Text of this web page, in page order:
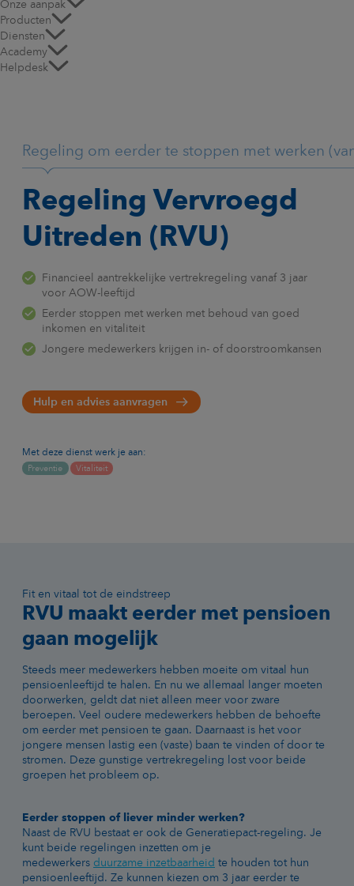
Onze aanpak
Producten
Diensten
Academy
Helpdesk
Regeling om eerder te stoppen met werken
Regeling Vervroegd
Uitreden (RVU)
Financieel aantrekkelijke vertrekregeling vanaf 3 jaar
voor AOW-leeftijd
Eerder stoppen met werken met behoud van goed
inkomen en vitaliteit
Jongere medewerkers krijgen in- of doorstroomkansen
Hulp en advies aanvragen
Met deze dienst werk je aan:
Preventie Vitaliteit
Fit en vitaal tot de eindstreep
RVU maakt eerder met pensioen
gaan mogelijk
Steeds meer medewerkers hebben moeite om vitaal hun
pensioenleeftijd te halen. En nu we allemaal langer moeten
doorwerken, geldt dat niet alleen meer voor zware
beroepen. Veel oudere medewerkers hebben de behoefte
om eerder met pensioen te gaan. Daarnaast is het voor
jongere mensen lastig een (vaste) baan te vinden of door te
stromen. Deze gunstige vertrekregeling lost voor beide
groepen het probleem op.
Eerder stoppen of liever minder werken?
Naast de RVU bestaat er ook de Generatiepact-regeling. Je
kunt beide regelingen inzetten om je
medewerkers duurzame inzetbaarheid te houden tot hun
pensioenleeftijd. Ze kunnen kiezen om 3 jaar eerder te